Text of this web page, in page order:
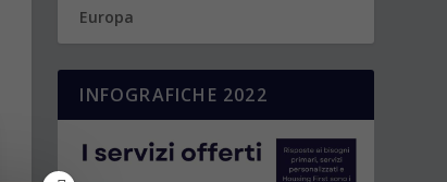
Europa
INFOGRAFICHE 2022